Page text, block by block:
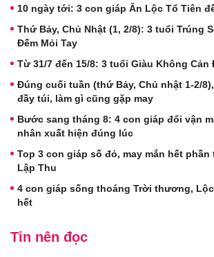
10 ngày tới: 3 con giáp Ăn Lộc Tổ Tiên
Thứ Bảy, Chủ Nhật (1, 2/8): 3 tuổi Trúng
Đếm Mỏi Tay
Từ 31/7 đến 15/8: 3 tuổi Giàu Không
Đúng cuối tuần (thứ Bảy, Chủ nhật 1-2/
đầy túi, làm gì cũng gặp may
Bước sang tháng 8: 4 con giáp đổi vận
nhân xuất hiện đúng lúc
Top 3 con giáp số đỏ, may mắn hết
Lập Thu
4 con giáp sống thoáng Trời thương,
hết
Tin nên đọc